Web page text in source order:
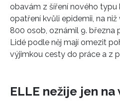
obavám z šíření nového typu
opatření kvůli epidemii, na
800 osob, oznámil 9. března
Lidé podle něj mají omezit
výjimkou cesty do práce a z
ELLE nežije jen na